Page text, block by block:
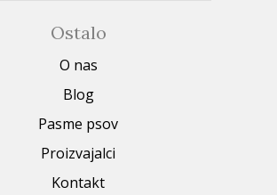
Ostalo
O nas
Blog
Pasme psov
Proizvajalci
Kontakt